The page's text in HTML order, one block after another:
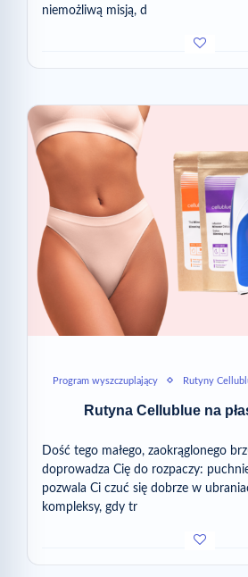
niemożliwą misją, d
Program wyszczuplający Rutyny
Rutyna Cellublue na
Dość tego małego, zaokrąglonego
doprowadza Cię do rozpaczy:
pozwala Ci czuć się dobrze w
kompleksy, gdy tr